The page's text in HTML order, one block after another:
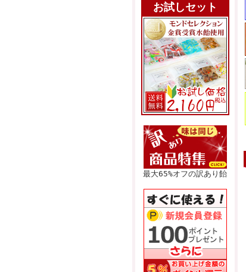
お試しセット
最大65%オフの訳あり飴